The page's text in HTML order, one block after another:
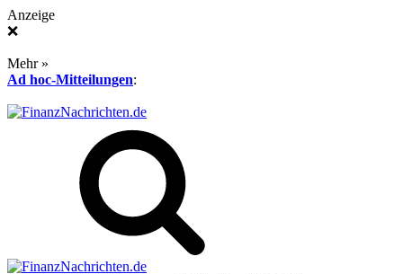
Anzeige
❌
Mehr »
Ad hoc-Mitteilungen: